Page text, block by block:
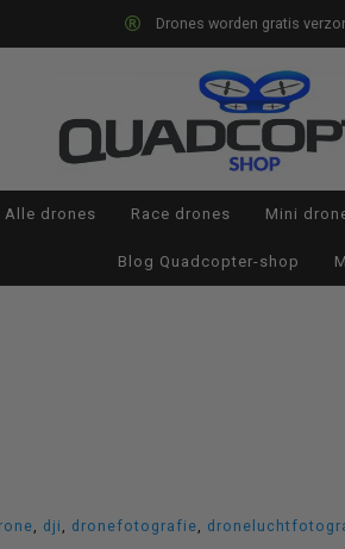
Drones worden gratis
Alle drones Race drones Mini
Blog Quadcopter-shop
dji dronefotografie